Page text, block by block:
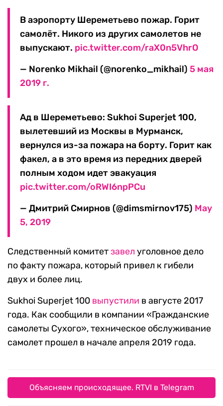
В аэропорту Шереметьево пожар. Горит
самолёт. Никого из других самолетов не
выпускают. pic.twitter.com/raX0n5VhrO
— Norenko Mikhail (@norenko_mikhail) 5 мая
2019 г.
Ад в Шереметьево: Sukhoi Superjet 100,
вылетевший из Москвы в Мурманск,
вернулся из-за пожара на борту. Горит как
факел, а в это время из передних дверей
полным ходом идет эвакуация
pic.twitter.com/oRWI6npPCu
— Дмитрий Смирнов (@dimsmirnov175) May
5, 2019
Следственный комитетзавел уголовное дело
по факту пожара, который привел к гибели
двух и более лиц.
Sukhoi Superjet 100 выпустили в августе 2017
года. Как сообщили в компании «Гражданские
самолеты Сухого», техническое обслуживание
самолет прошел в начале апреля 2019 года.
Объясняем происходящее. RTVI в Telegram